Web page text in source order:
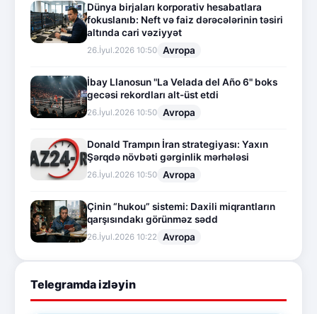
Dünya birjaları korporativ hesabatlara
fokuslanıb: Neft və faiz dərəcələrinin təsiri
altında cari vəziyyət
26.İyul.2026 10:50 Avropa
İbay Llanosun "La Velada del Año 6" boks
gecəsi rekordları alt-üst etdi
26.İyul.2026 10:50 Avropa
Donald Trampın İran strategiyası: Yaxın
Şərqdə növbəti gərginlik mərhələsi
26.İyul.2026 10:50 Avropa
Çinin “hukou” sistemi: Daxili miqrantların
qarşısındakı görünməz sədd
26.İyul.2026 10:22 Avropa
Telegramda izləyin